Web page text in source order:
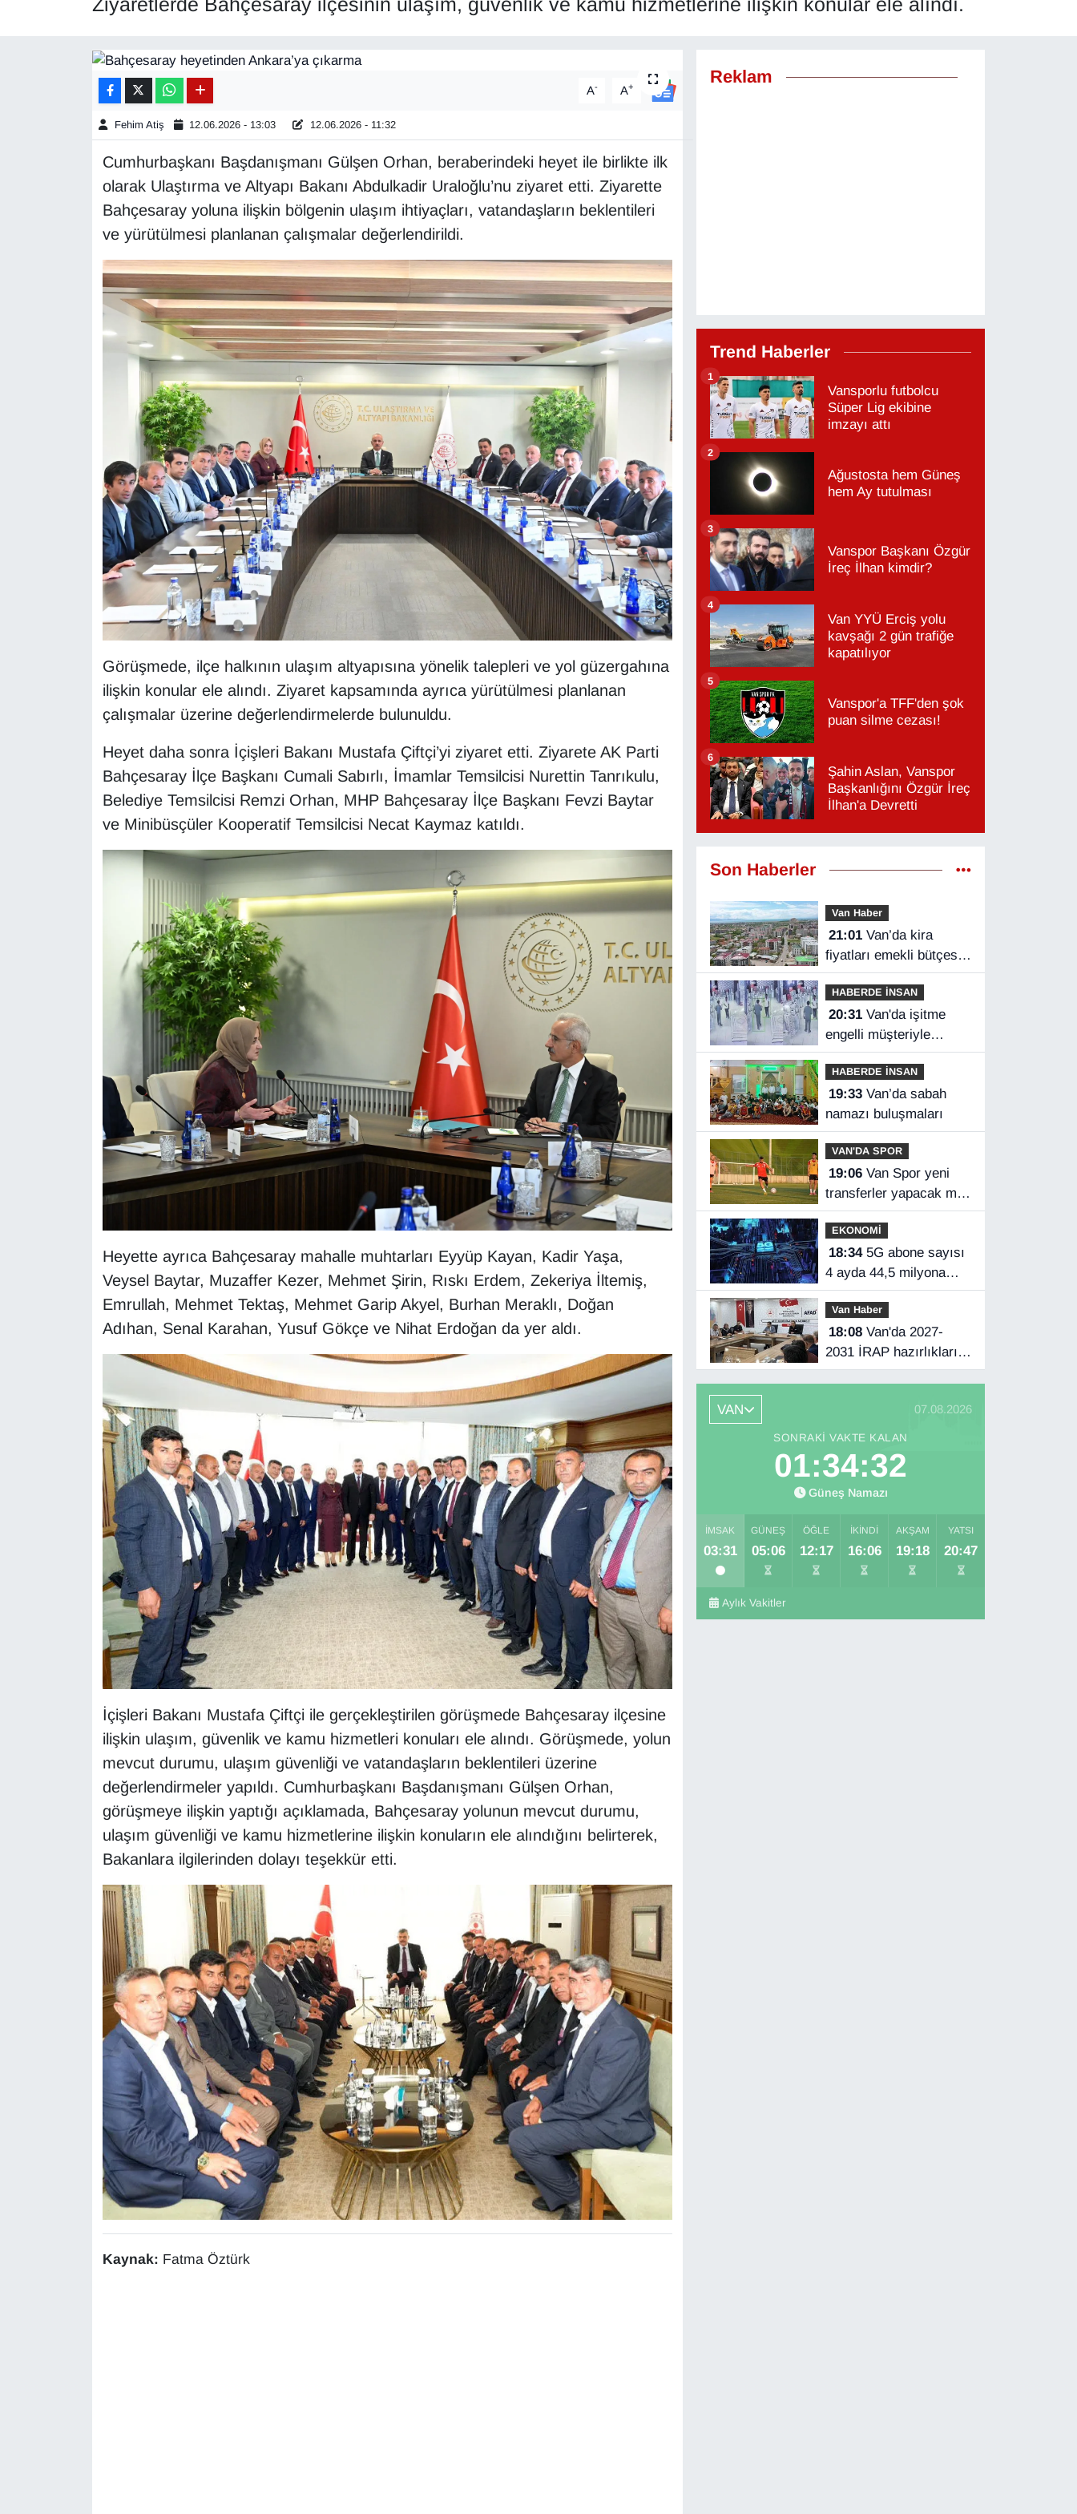
A- A+
Fehim Atiş 12.06.2026 - 13:03 12.06.2026 - 11:32
Cumhurbaşkanı Başdanışmanı Gülşen Orhan, beraberindeki heyet ile birlikte ilk
olarak Ulaştırma ve Altyapı Bakanı Abdulkadir Uraloğlu’nu ziyaret etti. Ziyarette
Bahçesaray yoluna ilişkin bölgenin ulaşım ihtiyaçları, vatandaşların beklentileri
ve yürütülmesi planlanan çalışmalar değerlendirildi.
Görüşmede, ilçe halkının ulaşım altyapısına yönelik talepleri ve yol güzergahına
ilişkin konular ele alındı. Ziyaret kapsamında ayrıca yürütülmesi planlanan
çalışmalar üzerine değerlendirmelerde bulunuldu.
Heyet daha sonra İçişleri Bakanı Mustafa Çiftçi’yi ziyaret etti. Ziyarete AK Parti
Bahçesaray İlçe Başkanı Cumali Sabırlı, İmamlar Temsilcisi Nurettin Tanrıkulu,
Belediye Temsilcisi Remzi Orhan, MHP Bahçesaray İlçe Başkanı Fevzi Baytar
ve Minibüsçüler Kooperatif Temsilcisi Necat Kaymaz katıldı.
Heyette ayrıca Bahçesaray mahalle muhtarları Eyyüp Kayan, Kadir Yaşa,
Veysel Baytar, Muzaffer Kezer, Mehmet Şirin, Rıskı Erdem, Zekeriya İltemiş,
Emrullah, Mehmet Tektaş, Mehmet Garip Akyel, Burhan Meraklı, Doğan
Adıhan, Senal Karahan, Yusuf Gökçe ve Nihat Erdoğan da yer aldı.
İçişleri Bakanı Mustafa Çiftçi ile gerçekleştirilen görüşmede Bahçesaray ilçesine
ilişkin ulaşım, güvenlik ve kamu hizmetleri konuları ele alındı. Görüşmede, yolun
mevcut durumu, ulaşım güvenliği ve vatandaşların beklentileri üzerine
değerlendirmeler yapıldı. Cumhurbaşkanı Başdanışmanı Gülşen Orhan,
görüşmeye ilişkin yaptığı açıklamada, Bahçesaray yolunun mevcut durumu,
ulaşım güvenliği ve kamu hizmetlerine ilişkin konuların ele alındığını belirterek,
Bakanlara ilgilerinden dolayı teşekkür etti.
Kaynak: Fatma Öztürk
Reklam
Trend Haberler
Vansporlu futbolcu
Süper Lig ekibine
imzayı attı
1
Ağustosta hem Güneş
hem Ay tutulması
2
Vanspor Başkanı Özgür
İreç İlhan kimdir?
3
Van YYÜ Erciş yolu
kavşağı 2 gün trafiğe
kapatılıyor
4
Vanspor'a TFF'den şok
puan silme cezası!
5
Şahin Aslan, Vanspor
Başkanlığını Özgür İreç
İlhan'a Devretti
6
Son Haberler
Van Haber
21:01Van’da kira
fiyatları emekli bütçesini
zorluyor
HABERDE İNSAN
20:31Van'da işitme
engelli müşteriyle
halaylı pazarlık
gülümsetti
HABERDE İNSAN
19:33Van’da sabah
namazı buluşmaları
VAN'DA SPOR
19:06Van Spor yeni
transferler yapacak mı?
Başkan Özgür İreç İlhan
açıkladı
EKONOMİ
18:345G abone sayısı
4 ayda 44,5 milyona
ulaştı
Van Haber
18:08Van'da 2027-
2031 İRAP hazırlıkları
başladı
VAN 07.08.2026
SONRAKI VAKTE KALAN
01:34:30
Güneş Namazı
İMSAK
03:31
GÜNEŞ
05:06
ÖĞLE
12:17
İKINDI
16:06
AKŞAM
19:18
YATSI
20:47
Aylık Vakitler
En çok konuşulanlar
HABERDE İNSAN
Kamu Alımları
Kim Kimdir?
Kültür & Sanat
ONE EKONOMİ
Sinema - TV
TEKNOLOJİ
VAN'DA SPOR